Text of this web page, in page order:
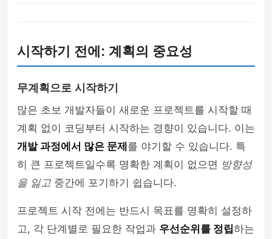
my-life
php
시작하기 전에: 계획의 중요성
무계획으로 시작하기
많은 초보 개발자들이 새로운 프로젝트를 시작할 때
계획 없이 코딩부터 시작하는 경향이 있습니다. 이는
개발 과정에서 많은 문제 를 야기할 수 있습니다. 특
히 큰 프로젝트일수록 명확한 계획이 없으면 방향성
을 잃고 중간에 포기하기 쉽습니다.
프로젝트 시작 전에는 반드시 목표를 명확히 설정하
고, 각 단계별로 필요한 작업과 우선순위를 정립하는